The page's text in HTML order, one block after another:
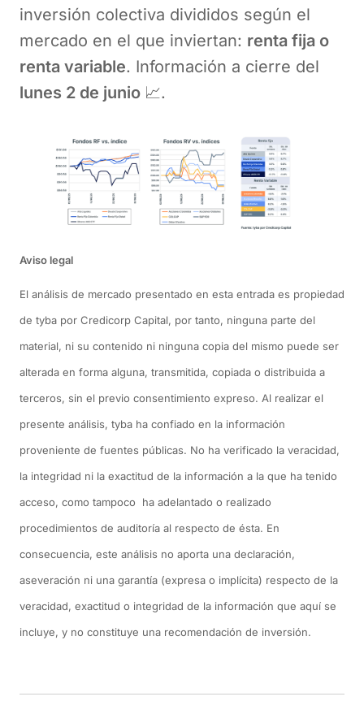
inversión colectiva divididos según el
mercado en el que inviertan: renta fija o
renta variable. Información a cierre del
lunes 2 de junio 📈.
Aviso legal
El análisis de mercado presentado en esta entrada es propiedad
de tyba por Credicorp Capital, por tanto, ninguna parte del
material, ni su contenido ni ninguna copia del mismo puede ser
alterada en forma alguna, transmitida, copiada o distribuida a
terceros, sin el previo consentimiento expreso. Al realizar el
presente análisis, tyba ha confiado en la información
proveniente de fuentes públicas. No ha verificado la veracidad,
la integridad ni la exactitud de la información a la que ha tenido
acceso, como tampoco ha adelantado o realizado
procedimientos de auditoría al respecto de ésta. En
consecuencia, este análisis no aporta una declaración,
aseveración ni una garantía (expresa o implícita) respecto de la
veracidad, exactitud o integridad de la información que aquí se
incluye, y no constituye una recomendación de inversión.